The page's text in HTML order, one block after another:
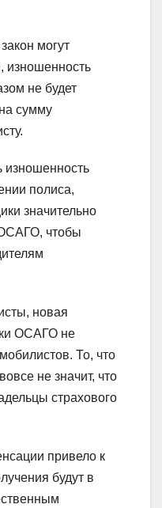
могут
изношенность
не будет
сумму
изношенность
полиса,
значительно
чтобы
новая
ОСАГО не
То, что
не значит, что
страхового
привело к
будут в